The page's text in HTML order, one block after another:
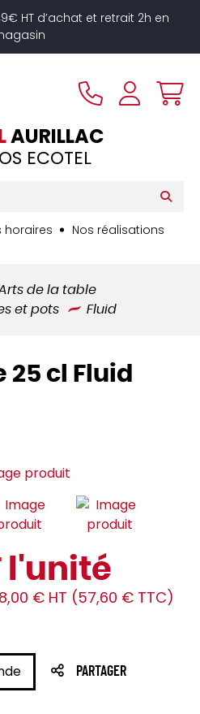
HT d’achat et retrait 2h en
AURILLAC
ECOTEL
horaires Nos réalisations
de la table
et pots Fluid
cl Fluid
l'unité
€ HT (57,60 € TTC)
PARTAGER